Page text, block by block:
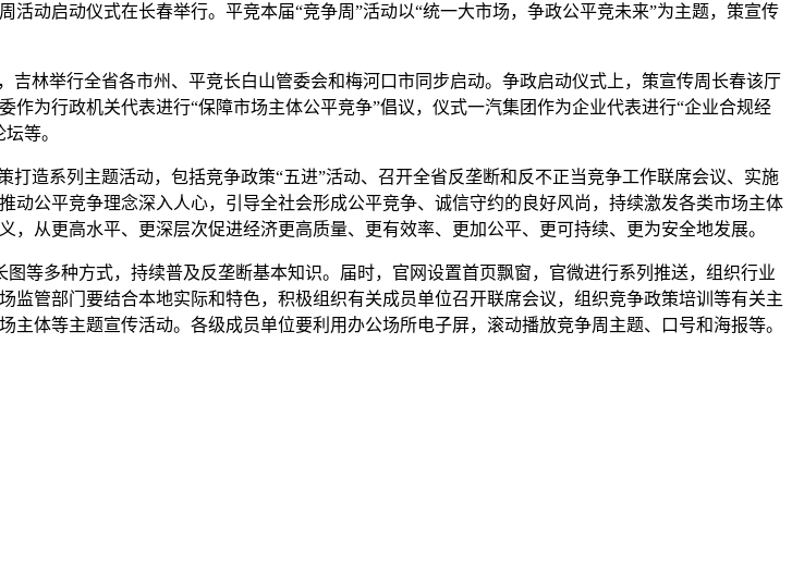
活动启动仪式在长春举行。平竞本届“竞争周”活动以“统一大市场，争政公平竞未来”为主题，策宣传
吉林举行全省各市州、平竞长白山管委会和梅河口市同步启动。争政启动仪式上，策宣传周长春该厅
为行政机关代表进行“保障市场主体公平竞争”倡议，仪式一汽集团作为企业代表进行“企业合规经
等。
造系列主题活动，包括竞争政策“五进”活动、召开全省反垄断和反不正当竞争工作联席会议、实施
公平竞争理念深入人心，引导全社会形成公平竞争、诚信守约的良好风尚，持续激发各类市场主体
从更高水平、更深层次促进经济更高质量、更有效率、更加公平、更可持续、更为安全地发展。
等多种方式，持续普及反垄断基本知识。届时，官网设置首页飘窗，官微进行系列推送，组织行业
管部门要结合本地实际和特色，积极组织有关成员单位召开联席会议，组织竞争政策培训等有关主
体等主题宣传活动。各级成员单位要利用办公场所电子屏，滚动播放竞争周主题、口号和海报等。